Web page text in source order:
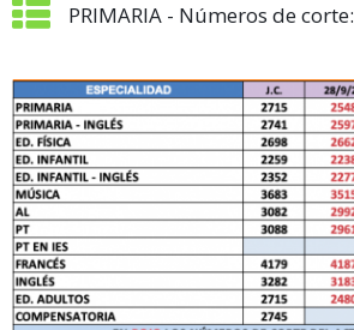
PRIMARIA - Números de corte: